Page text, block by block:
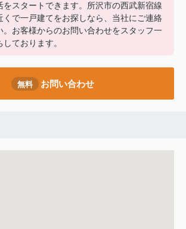
をスタートできます。所沢市の西武新宿線
くで一戸建てをお探しなら、当社にご連絡
。お客様からのお問い合わせをスタッフ一
しております。
無料 お問い合わせ